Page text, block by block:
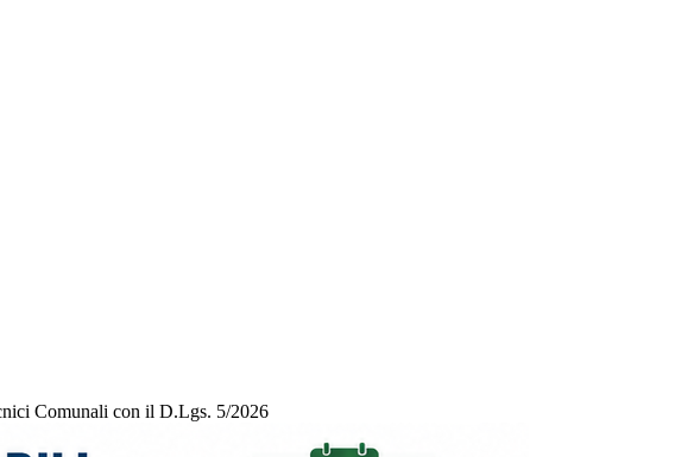
Comunali con il D.Lgs. 5/2026